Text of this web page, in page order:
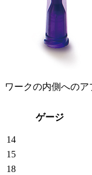
ワークの内側への
ゲージ
14
15
18